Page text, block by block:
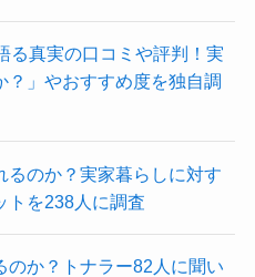
る真実の口コミや評判！実
？」やおすすめ度を独自調
るのか？実家暮らしに対す
トを238人に調査
のか？トナラー82人に聞い